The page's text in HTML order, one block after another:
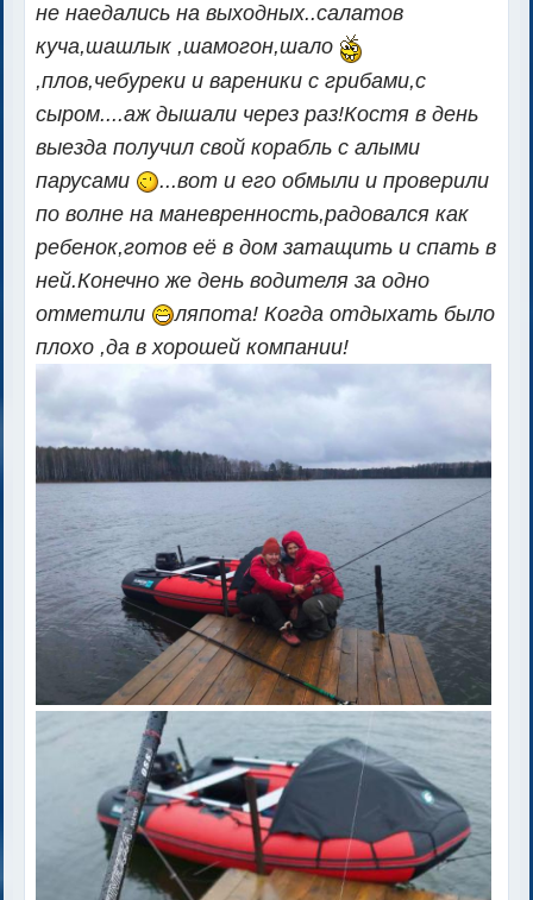
не наедались на выходных..салатов
куча,шашлык ,шамогон,шало
,плов,чебуреки и вареники с грибами,с
сыром....аж дышали через раз!Костя в день
выезда получил свой корабль с алыми
парусами
...вот и его обмыли и проверили
по волне на маневренность,радовался как
ребенок,готов её в дом затащить и спать в
ней.Конечно же день водителя за одно
отметили
ляпота! Когда отдыхать было
плохо ,да в хорошей компании!